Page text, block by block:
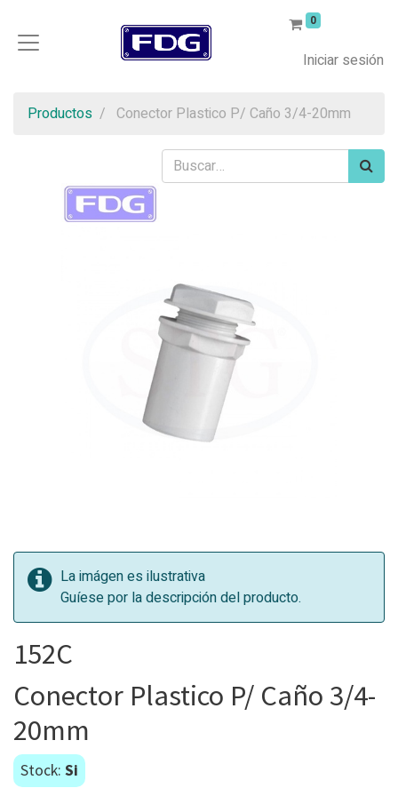
0
Iniciar sesión
Productos Conector Plastico P/ Caño 3/4-20mm
La imágen es ilustrativa
Guíese por la descripción del producto.
152C
Conector Plastico P/ Caño 3/4-
20mm
Stock: Si